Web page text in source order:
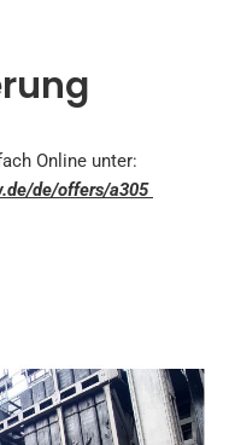
Online unter:
de/offers/a305